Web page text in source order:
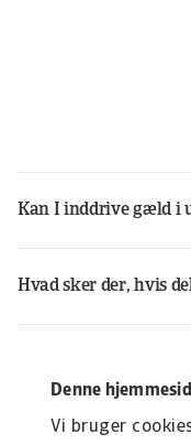
Denne
Vi bruger
Kan I inddrive gæld i
Hvad sker der, hvis